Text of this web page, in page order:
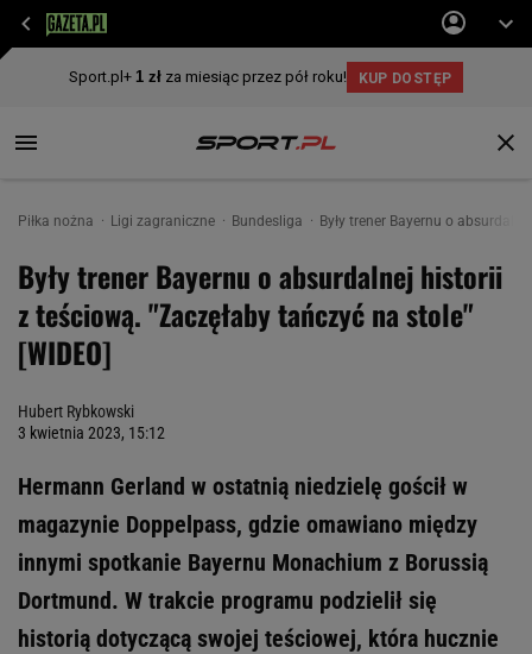
Piłka nożna Ligi zagraniczne Bundesliga Były trener Bayernu o
Były trener Bayernu o absurdalnej historii
z teściową. "Zaczęłaby tańczyć na stole"
[WIDEO]
Hubert Rybkowski
3 kwietnia 2023, 15:12
Hermann Gerland w ostatnią niedzielę gościł w
magazynie Doppelpass, gdzie omawiano między
innymi spotkanie Bayernu Monachium z Borussią
Dortmund. W trakcie programu podzielił się
historią dotyczącą swojej teściowej, która hucznie